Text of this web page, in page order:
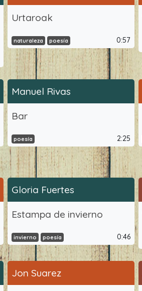
Urtaroak
naturaleza poesía 0:57
Manuel Rivas
Bar
poesía 2:25
Gloria Fuertes
Estampa de invierno
invierno poesía 0:46
Jon Suarez